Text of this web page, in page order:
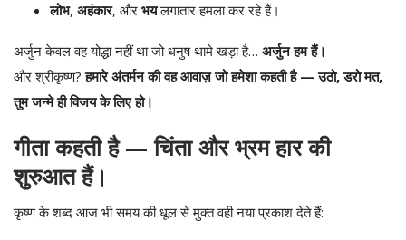
लोभ, अहंकार, और भयलगातार हमला कर रहे हैं।
अर्जुन केवल वह योद्धा नहीं था जो धनुष थामे खड़ा है… अर्जुन हम हैं।
और श्रीकृष्ण?हमारे अंतर्मन की वह आवाज़ जो हमेशा कहती है — उठो, डरो मत,
तुम जन्मे ही विजय के लिए हो।
गीता कहती है — चिंता और भ्रम हार की
शुरुआत हैं।
कृष्ण के शब्द आज भी समय की धूल से मुक्त वही नया प्रकाश देते हैं: